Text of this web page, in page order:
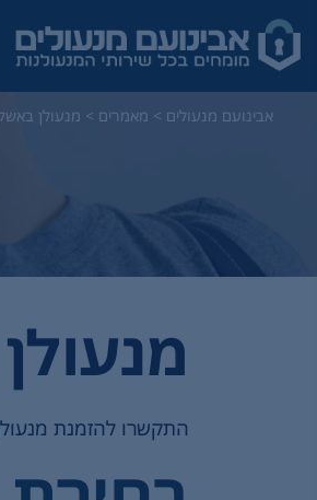
אבינועם מנעולים > מאמרים > מנעולן
התקשרו להזמנת